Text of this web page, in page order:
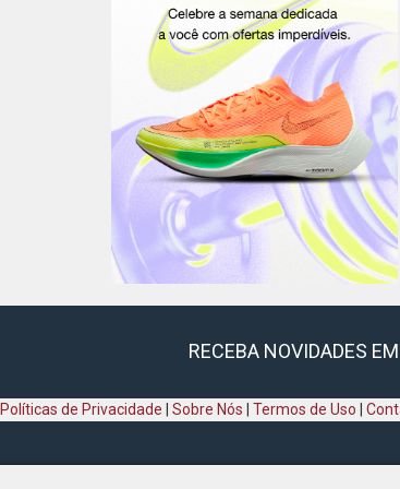
RECEBA NOVIDADES
Políticas de Privacidade Sobre Nós Termos de Uso